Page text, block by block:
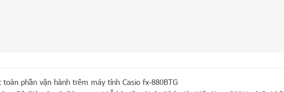
toàn phần vận hành trêm máy tính Casio fx-880BTG